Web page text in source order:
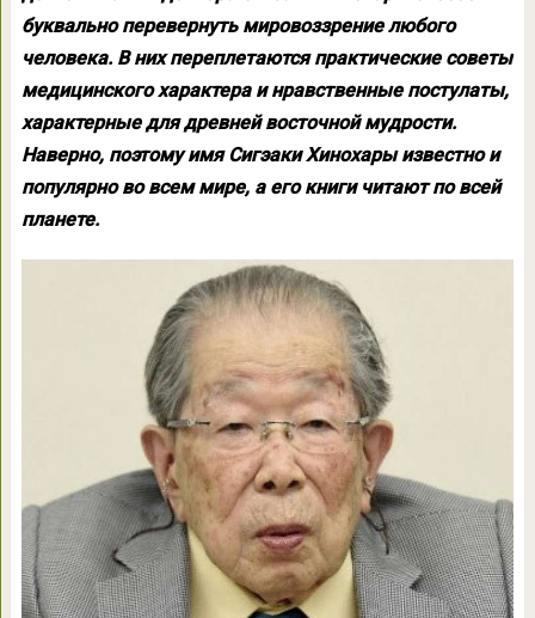
буквально перевернуть мировоззрение любого
человека. В них переплетаются практические советы
медицинского характера и нравственные постулаты,
характерные для древней восточной мудрости.
Наверно, поэтому имя Сигэаки Хинохары известно и
популярно во всем мире, а его книги читают по всей
планете.